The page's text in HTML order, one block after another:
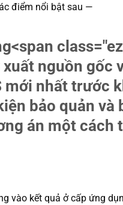
điểm nổi bật sau —
<span
nguồn gốc
mới nhất trước
bảo quản
án một
vào kết quả ở cấp ứng